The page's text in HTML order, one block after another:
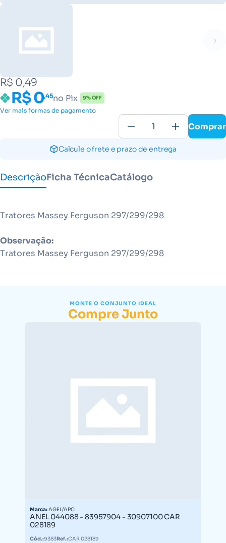
R$ 0,49
R$ 0,45no Pix 9% OFF
Ver mais formas de pagamento
Comprar
Calcule o frete e prazo de entrega
DescriçãoFicha TécnicaCatálogo
Tratores Massey Ferguson 297/299/298
Observação:
Tratores Massey Ferguson 297/299/298
MONTE O CONJUNTO IDEAL
Compre Junto
Marca:AGEL/APC
ANEL 044088 - 83957904 - 30907100 CAR
028189
Cód.:9383Ref.:CAR 028189